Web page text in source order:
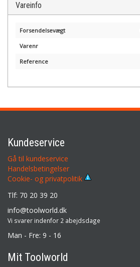
Vareinfo
Forsendelsevægt
Varenr
Reference
Kundeservice
Gå til kundeservice
Handelsbetingelser
Cookie- og privatpolitik
Tlf: 70 20 39 20
info@toolworld.dk
Vi svarer indenfor 2 abejdsdage
Man - Fre: 9 - 16
Mit Toolworld